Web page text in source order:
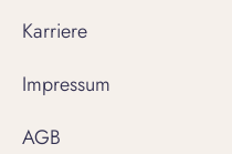
Karriere
Impressum
AGB